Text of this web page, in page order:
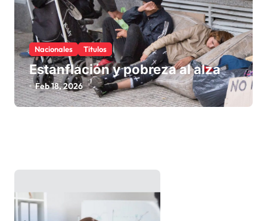
Nacionales Titulos
Estanflación y pobreza al alza
Feb 18, 2026